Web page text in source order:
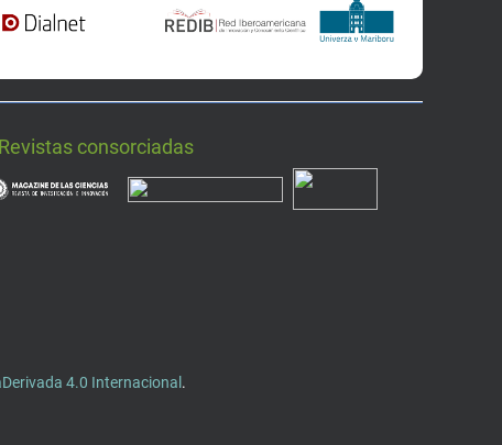
consorciadas
4.0 Internacional .